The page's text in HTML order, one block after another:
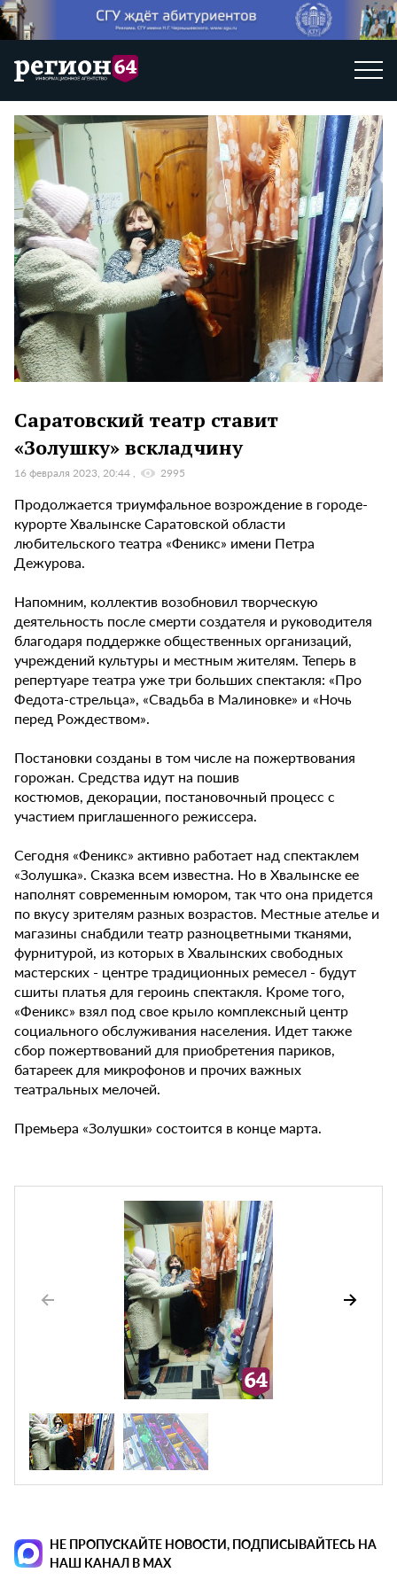
Саратовский театр ставит
«Золушку» вскладчину
16 февраля 2023, 20:44 2995
Продолжается триумфальное возрождение в городе-
курорте Хвалынске Саратовской области
любительского театра «Феникс» имени Петра
Дежурова.
Напомним, коллектив возобновил творческую
деятельность после смерти создателя и руководителя
благодаря поддержке общественных организаций,
учреждений культуры и местным жителям. Теперь в
репертуаре театра уже три больших спектакля: «Про
Федота-стрельца», «Свадьба в Малиновке» и «Ночь
перед Рождеством».
Постановки созданы в том числе на пожертвования
горожан. Средства идут на пошив
костюмов, декорации, постановочный процесс с
участием приглашенного режиссера.
Сегодня «Феникс» активно работает над спектаклем
«Золушка». Сказка всем известна. Но в Хвалынске ее
наполнят современным юмором, так что она придется
по вкусу зрителям разных возрастов. Местные ателье и
магазины снабдили театр разноцветными тканями,
фурнитурой, из которых в Хвалынских свободных
мастерских - центре традиционных ремесел - будут
сшиты платья для героинь спектакля. Кроме того,
«Феникс» взял под свое крыло комплексный центр
социального обслуживания населения. Идет также
сбор пожертвований для приобретения париков,
батареек для микрофонов и прочих важных
театральных мелочей.
Премьера «Золушки» состоится в конце марта.
НЕ ПРОПУСКАЙТЕ НОВОСТИ, ПОДПИСЫВАЙТЕСЬ НА
НАШ КАНАЛ В MAX